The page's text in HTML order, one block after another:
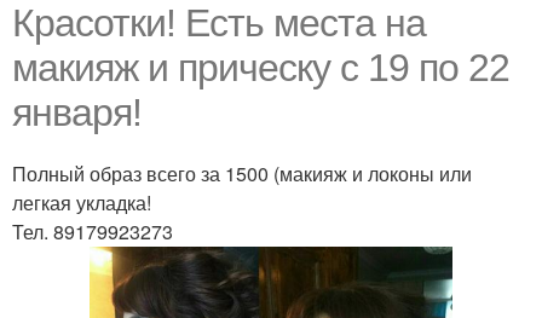
Красотки! Есть места на
макияж и прическу с 19 по 22
января!
Полный образ всего за 1500 (макияж и локоны или
легкая укладка!
Тел. 89179923273